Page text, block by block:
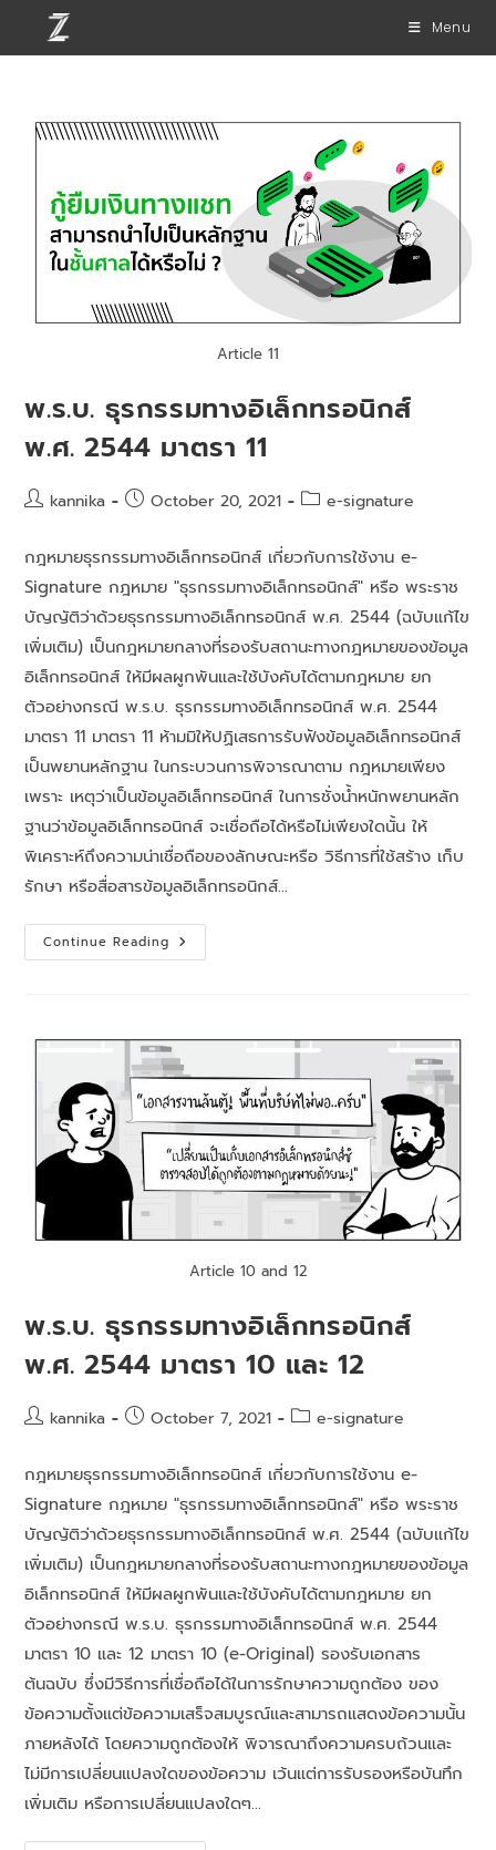
Menu
Article 11
พ.ร.บ. ธุรกรรมทางอิเล็กทรอนิกส์
พ.ศ. 2544 มาตรา 11
kannika October 20, 2021 e-signature
กฎหมายธุรกรรมทางอิเล็กทรอนิกส์ เกี่ยวกับการใช้งาน e-
Signature กฎหมาย "ธุรกรรมทางอิเล็กทรอนิกส์" หรือ พระราช
บัญญัติว่าด้วยธุรกรรมทางอิเล็กทรอนิกส์ พ.ศ. 2544 (ฉบับแก้ไข
เพิ่มเติม) เป็นกฎหมายกลางที่รองรับสถานะทางกฎหมายของข้อมูล
อิเล็กทรอนิกส์ ให้มีผลผูกพันและใช้บังคับได้ตามกฎหมาย ยก
ตัวอย่างกรณี พ.ร.บ. ธุรกรรมทางอิเล็กทรอนิกส์ พ.ศ. 2544
มาตรา 11 มาตรา 11 ห้ามมิให้ปฏิเสธการรับฟังข้อมูลอิเล็กทรอนิกส์
เป็นพยานหลักฐาน ในกระบวนการพิจารณาตาม กฎหมายเพียง
เพราะ เหตุว่าเป็นข้อมูลอิเล็กทรอนิกส์ ในการชั่งน้ำหนักพยานหลัก
ฐานว่าข้อมูลอิเล็กทรอนิกส์ จะเชื่อถือได้หรือไม่เพียงใดนั้น ให้
พิเคราะห์ถึงความน่าเชื่อถือของลักษณะหรือ วิธีการที่ใช้สร้าง เก็บ
รักษา หรือสื่อสารข้อมูลอิเล็กทรอนิกส์…
Continue Reading
Article 10 and 12
พ.ร.บ. ธุรกรรมทางอิเล็กทรอนิกส์
พ.ศ. 2544 มาตรา 10 และ 12
kannika October 7, 2021 e-signature
กฎหมายธุรกรรมทางอิเล็กทรอนิกส์ เกี่ยวกับการใช้งาน e-
Signature กฎหมาย "ธุรกรรมทางอิเล็กทรอนิกส์" หรือ พระราช
บัญญัติว่าด้วยธุรกรรมทางอิเล็กทรอนิกส์ พ.ศ. 2544 (ฉบับแก้ไข
เพิ่มเติม) เป็นกฎหมายกลางที่รองรับสถานะทางกฎหมายของข้อมูล
อิเล็กทรอนิกส์ ให้มีผลผูกพันและใช้บังคับได้ตามกฎหมาย ยก
ตัวอย่างกรณี พ.ร.บ. ธุรกรรมทางอิเล็กทรอนิกส์ พ.ศ. 2544
มาตรา 10 และ 12 มาตรา 10 (e-Original) รองรับเอกสาร
ต้นฉบับ ซึ่งมีวิธีการที่เชื่อถือได้ในการรักษาความถูกต้อง ของ
ข้อความตั้งแต่ข้อความเสร็จสมบูรณ์และสามารถแสดงข้อความนั้น
ภายหลังได้ โดยความถูกต้องให้ พิจารณาถึงความครบถ้วนและ
ไม่มีการเปลี่ยนแปลงใดของข้อความ เว้นแต่การรับรองหรือบันทึก
เพิ่มเติม หรือการเปลี่ยนแปลงใดๆ…